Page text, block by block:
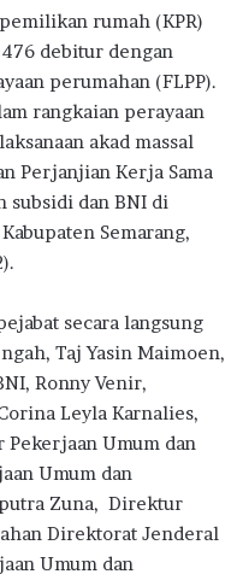
e
rumah (KPR)
debitur dengan
perumahan (FLPP).
rangkaian perayaan
akad massal
Perjanjian Kerja Sama
subsidi dan BNI di
Semarang,
secara langsung
Taj Yasin Maimoen,
Ronny Venir,
Leyla Karnalies,
Umum dan
Umum dan
Zuna, Direktur
Direktorat Jenderal
Umum dan